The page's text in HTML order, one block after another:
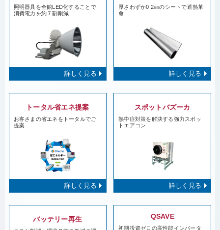
照明器具を全館LED化することで
消費電力を約７割削減
詳しく見る
厚さわずか0.2㎜のシートで遮熱革
命
詳しく見る
トータル省エネ提案
お客さまの省エネをトータルでご
提案
詳しく見る
スポットバズーカ
熱中症対策を解決する強力スポッ
トエアコン
詳しく見る
バッテリー再生 QSAVE
初期投資ゼロの高性能インバータ